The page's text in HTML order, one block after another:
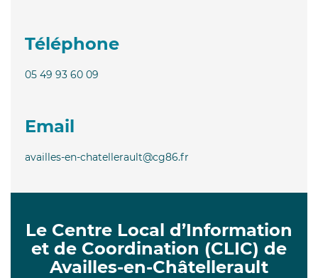
Téléphone
05 49 93 60 09
Email
availles-en-chatellerault@cg86.fr
Le Centre Local d’Information
et de Coordination (CLIC) de
Availles-en-Châtellerault